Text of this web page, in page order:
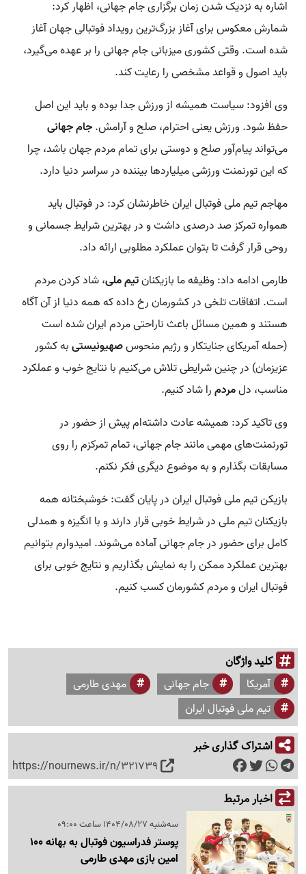
اشاره به نزدیک شدن زمان برگزاری جام جهانی، اظهار کرد:
شمارش معکوس برای آغاز بزرگ‌ترین رویداد فوتبالی جهان آغاز
شده است. وقتی کشوری میزبانی جام جهانی را بر عهده می‌گیرد،
باید اصول و قواعد مشخصی را رعایت کند.
وی افزود: سیاست همیشه از ورزش جدا بوده و باید این اصل
حفظ شود. ورزش یعنی احترام، صلح و آرامش.جام جهانی
می‌تواند پیام‌آور صلح و دوستی برای تمام مردم جهان باشد، چرا
که این تورنمنت ورزشی میلیاردها بیننده در سراسر دنیا دارد.
مهاجم تیم ملی فوتبال ایران خاطرنشان کرد: در فوتبال باید
همواره تمرکز صد درصدی داشت و در بهترین شرایط جسمانی و
روحی قرار گرفت تا بتوان عملکرد مطلوبی ارائه داد.
طارمی ادامه داد: وظیفه ما بازیکنانتیم ملی، شاد کردن مردم
است. اتفاقات تلخی در کشورمان رخ داده که همه دنیا از آن آگاه
هستند و همین مسائل باعث ناراحتی مردم ایران شده است
(حمله آمریکای جنایتکار و رژیم منحوسصهیونیستیبه کشور
عزیزمان) در چنین شرایطی تلاش می‌کنیم با نتایج خوب و عملکرد
مناسب، دلمردمرا شاد کنیم.
وی تاکید کرد: همیشه عادت داشته‌ام پیش از حضور در
تورنمنت‌های مهمی مانند جام جهانی، تمام تمرکزم را روی
مسابقات بگذارم و به موضوع دیگری فکر نکنم.
بازیکن تیم ملی فوتبال ایران در پایان گفت: خوشبختانه همه
بازیکنان تیم ملی در شرایط خوبی قرار دارند و با انگیزه و همدلی
کامل برای حضور در جام جهانی آماده می‌شوند. امیدوارم بتوانیم
بهترین عملکرد ممکن را به نمایش بگذاریم و نتایج خوبی برای
فوتبال ایران و مردم کشورمان کسب کنیم.
کلید واژگان
آمریکا جام جهانی
مهدی طارمی
تیم ملی فوتبال ایران
اشتراک گذاری خبر
https://nournews.ir/n/321739
اخبار مرتبط
سه‌شنبه 1404/08/27 ساعت 09:00
پوستر فدراسیون فوتبال به بهانه 100
امین بازی مهدی طارمی